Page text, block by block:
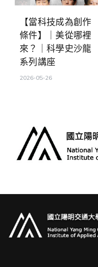
【當科技成為創作
條件】｜美從哪裡
來？｜科學史沙龍
系列講座
2026-05-26